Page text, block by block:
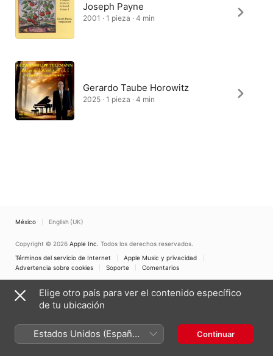
Joseph Payne
2001 · 1 pieza · 4 min
Gerardo Taube Horowitz
2025 · 1 pieza · 4 min
México English (UK)
Copyright © 2026 Apple Inc. Todos los derechos reservados.
Términos del servicio de Internet
Apple Music y privacidad
Advertencia sobre cookies
Soporte Comentarios
Elige otro país para ver el contenido específico
de tu ubicación
Estados Unidos (Español
México)
Continuar